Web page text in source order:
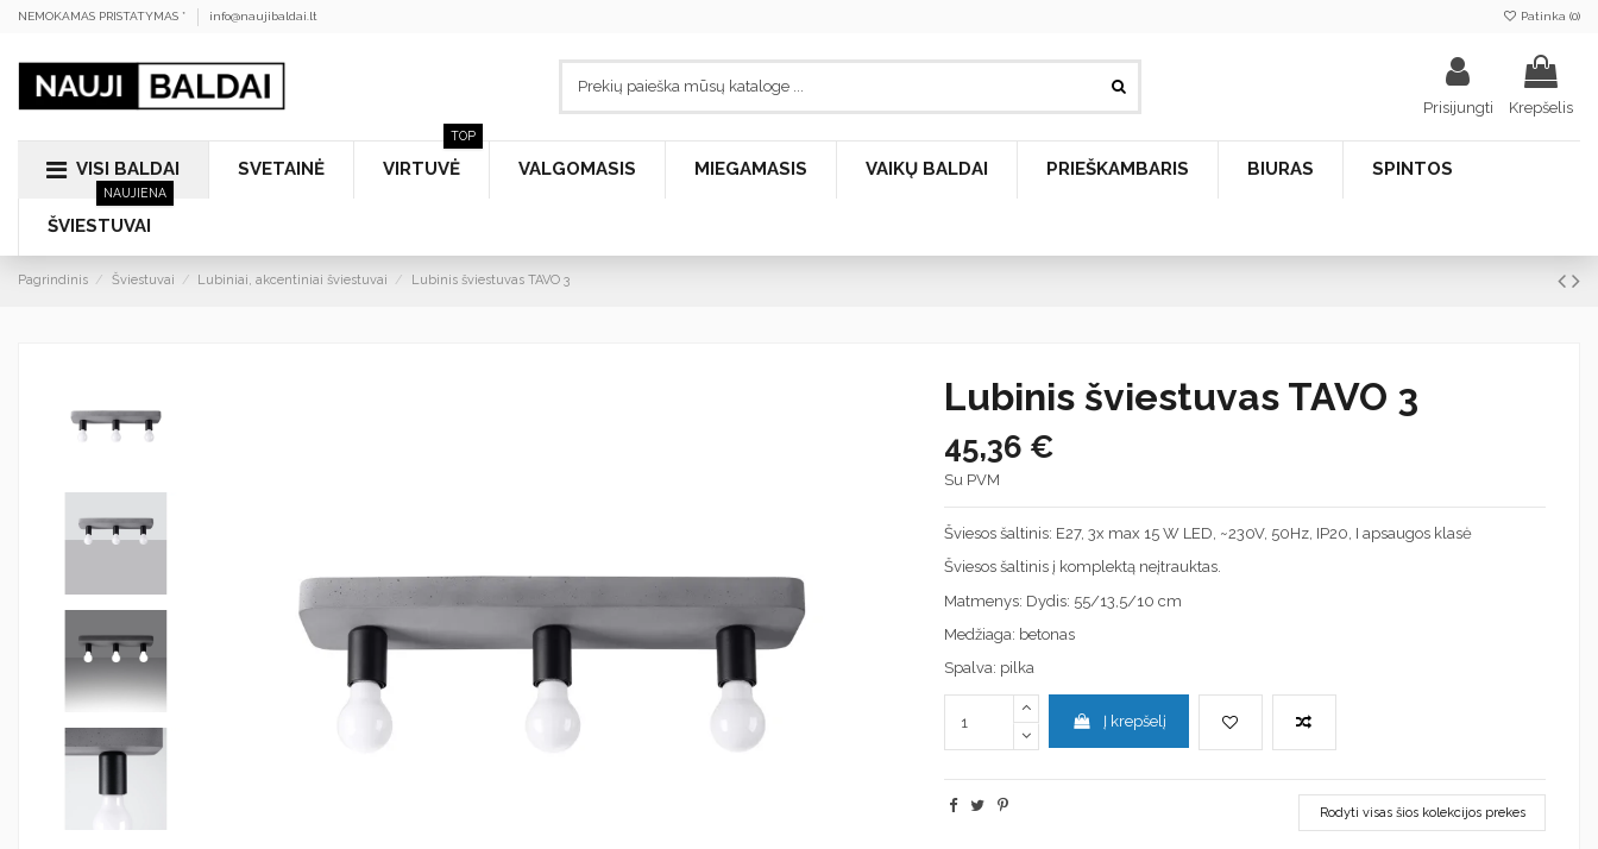
NEMOKAMAS PRISTATYMAS * info@naujibaldai.lt Patinka (0)
Prisijungti Krepšelis
VISI BALDAI SVETAINĖ VIRTUVĖ
TOP
VALGOMASIS MIEGAMASIS VAIKŲ BALDAI PRIEŠKAMBARIS BIURAS SPINTOS
ŠVIESTUVAI
NAUJIENA
Pagrindinis Šviestuvai Lubiniai, akcentiniai šviestuvai Lubinis šviestuvas TAVO 3
Lubinis šviestuvas TAVO 3
45,36 €
Su PVM
Šviesos šaltinis: E27, 3x max 15 W LED, ~230V, 50Hz, IP20, I apsaugos klasė
Šviesos šaltinis į komplektą neįtrauktas.
Matmenys: Dydis: 55/13,5/10 cm
Medžiaga: betonas
Spalva: pilka
Į krepšelį
Rodyti visas šios kolekcijos prekes